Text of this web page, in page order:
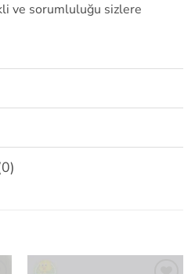
ve sorumluluğu sizlere